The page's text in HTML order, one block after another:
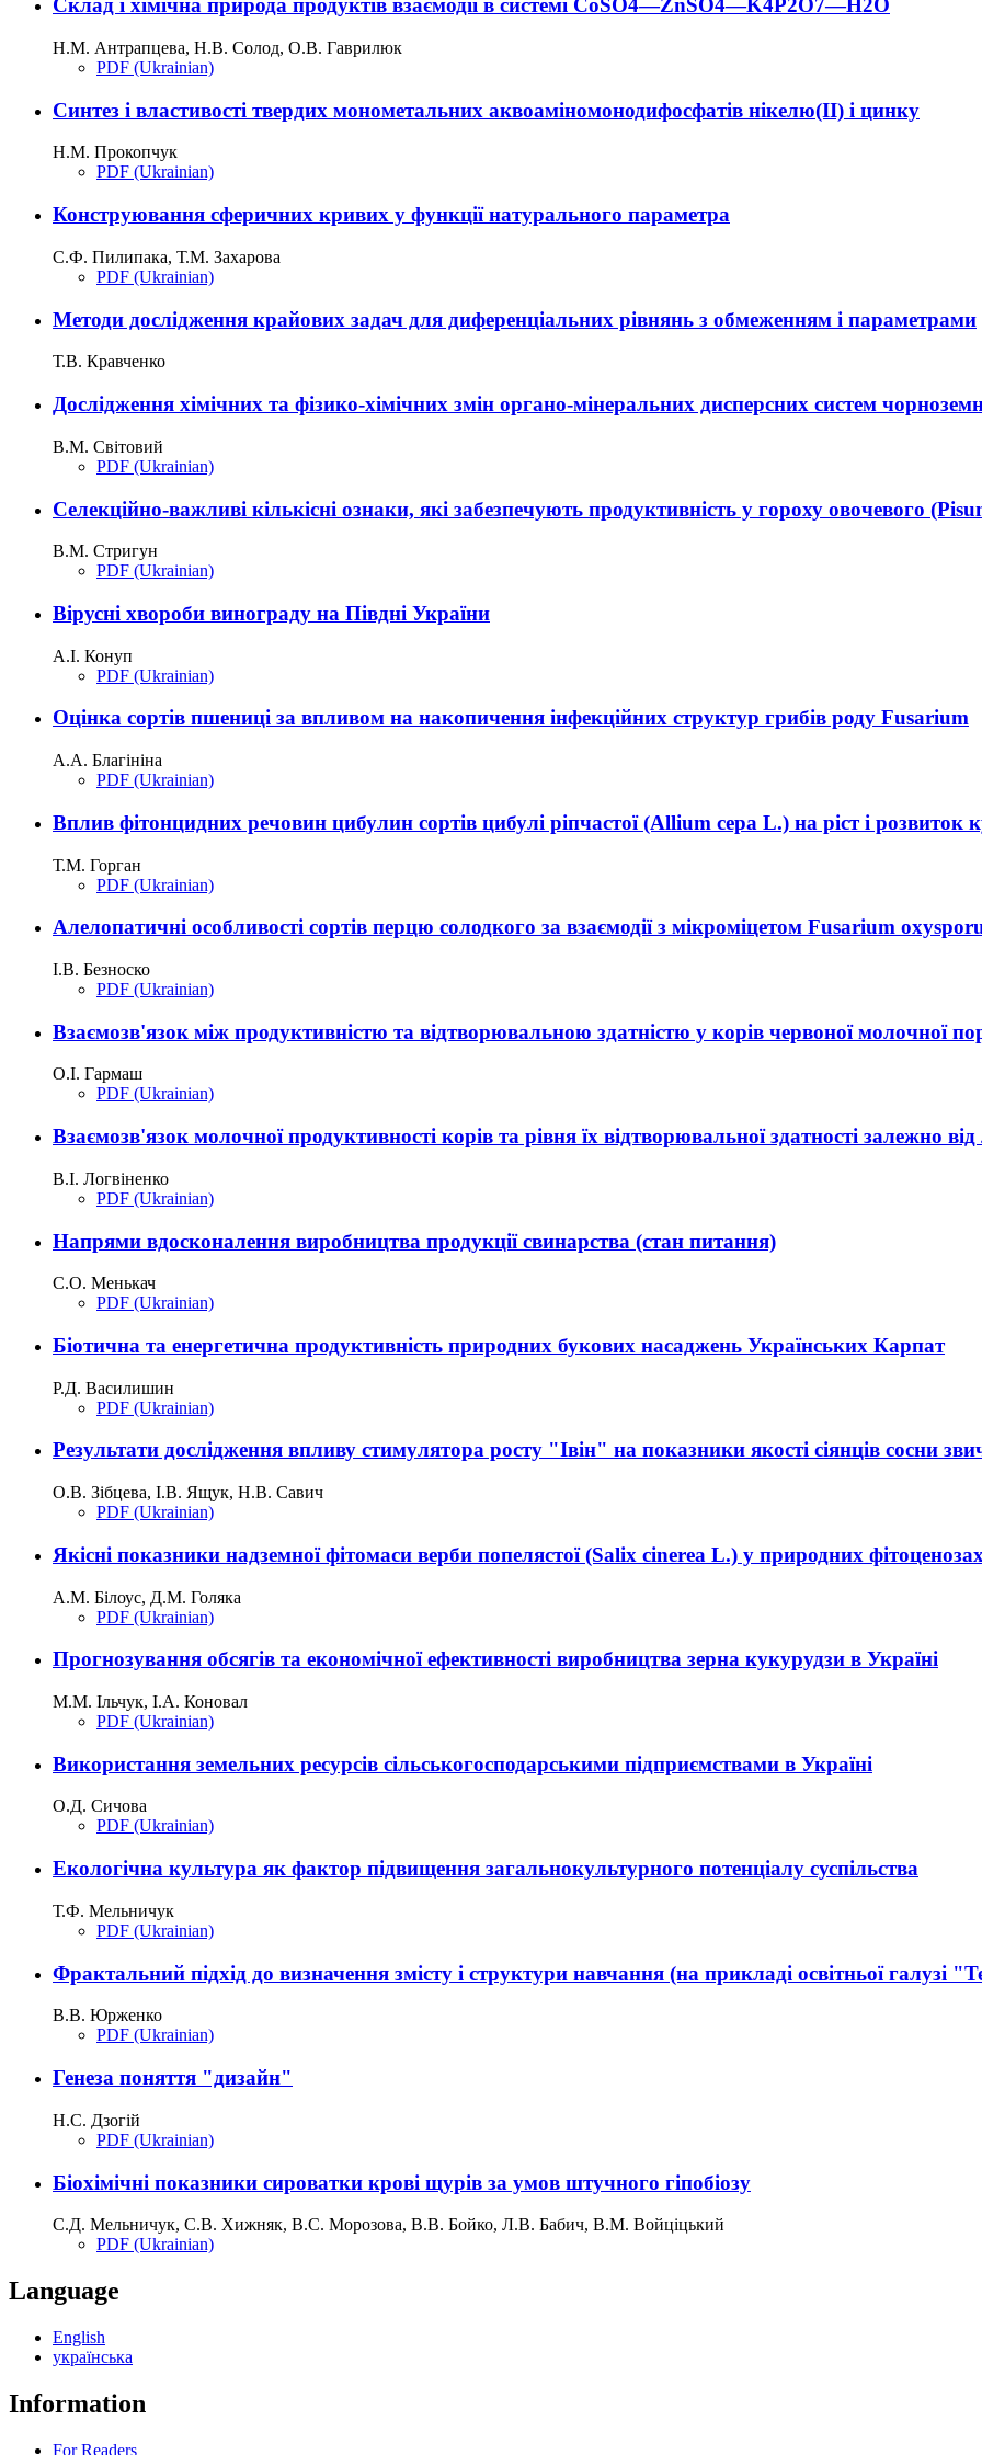
Склад і хімічна природа продуктів взаємодії в системі CoSO4—ZnSO4—K4P2O7—H2O
Н.М. Антрапцева, Н.В. Солод, О.В. Гаврилюк
PDF (Ukrainian)
Синтез і властивості твердих монометальних аквоаміномонодифосфатів нікелю(ІІ) і цинку
Н.М. Прокопчук
PDF (Ukrainian)
Конструювання сферичних кривих у функції натурального параметра
С.Ф. Пилипака, Т.М. Захарова
PDF (Ukrainian)
Методи дослідження крайових задач для диференціальних рівнянь з обмеженням і параметрами
Т.В. Кравченко
Дослідження хімічних та фізико-хімічних змін органо-мінеральних дисперсних систем
В.М. Світовий
PDF (Ukrainian)
Селекційно-важливі кількісні ознаки, які забезпечують продуктивність у гороху овочевого
В.М. Стригун
PDF (Ukrainian)
Вірусні хвороби винограду на Півдні України
А.І. Конуп
PDF (Ukrainian)
Оцінка сортів пшениці за впливом на накопичення інфекційних структур грибів роду Fusarium
А.А. Благініна
PDF (Ukrainian)
Вплив фітонцидних речовин цибулин сортів цибулі ріпчастої (Allium cepa L.) на ріст і розвиток
Т.М. Горган
PDF (Ukrainian)
Алелопатичні особливості сортів перцю солодкого за взаємодії з мікроміцетом Fusarium
І.В. Безноско
PDF (Ukrainian)
Взаємозв'язок між продуктивністю та відтворювальною здатністю у корів червоної молочної
О.І. Гармаш
PDF (Ukrainian)
Взаємозв'язок молочної продуктивності корів та рівня їх відтворювальної здатності залежно від
В.І. Логвіненко
PDF (Ukrainian)
Напрями вдосконалення виробництва продукції свинарства (стан питання)
С.О. Менькач
PDF (Ukrainian)
Біотична та енергетична продуктивність природних букових насаджень Українських Карпат
Р.Д. Василишин
PDF (Ukrainian)
Результати дослідження впливу стимулятора росту "Івін" на показники якості сіянців сосни
О.В. Зібцева, І.В. Ящук, Н.В. Савич
PDF (Ukrainian)
Якісні показники надземної фітомаси верби попелястої (Salix cinerea L.) у природних
А.М. Білоус, Д.М. Голяка
PDF (Ukrainian)
Прогнозування обсягів та економічної ефективності виробництва зерна кукурудзи в Україні
М.М. Ільчук, І.А. Коновал
PDF (Ukrainian)
Використання земельних ресурсів сільськогосподарськими підприємствами в Україні
О.Д. Сичова
PDF (Ukrainian)
Екологічна культура як фактор підвищення загальнокультурного потенціалу суспільства
Т.Ф. Мельничук
PDF (Ukrainian)
Фрактальний підхід до визначення змісту і структури навчання (на прикладі освітньої галузі
В.В. Юрженко
PDF (Ukrainian)
Генеза поняття "дизайн"
Н.С. Дзогій
PDF (Ukrainian)
Біохімічні показники сироватки крові щурів за умов штучного гіпобіозу
С.Д. Мельничук, С.В. Хижняк, В.С. Морозова, В.В. Бойко, Л.В. Бабич, В.М. Войціцький
PDF (Ukrainian)
Language
English
українська
Information
For Readers